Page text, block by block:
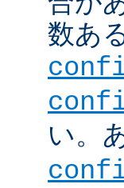
数あ
い。